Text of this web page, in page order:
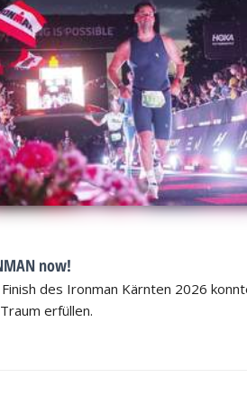
now!
des Ironman Kärnten 2026
erfüllen.